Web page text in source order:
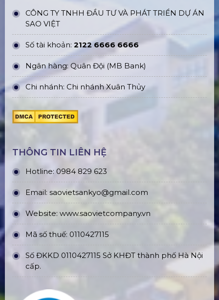
CÔNG TY TNHH ĐẦU TƯ VÀ PHÁT TRIỂN DỰ ÁN
SAO VIỆT
Số tài khoản: 2122 6666 6666
Ngân hàng: Quân Đội (MB Bank)
Chi nhánh: Chi nhánh Xuân Thủy
THÔNG TIN LIÊN HỆ
Hotline: 0984 829 623
Email: saovietsankyo@gmail.com
Website: www.saovietcompany.vn
Mã số thuế: 0110427115
Số ĐKKD 0110427115 Sở KHĐT thành phố Hà Nội
cấp.